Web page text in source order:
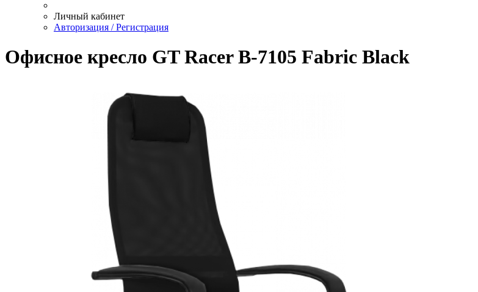
Личный кабинет
Авторизация / Регистрация
Офисное кресло GT Racer B-7105 Fabric Black